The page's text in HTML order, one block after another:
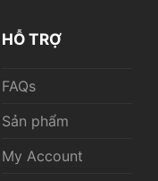
HỖ TRỢ
FAQs
Sản phẩm
My Account